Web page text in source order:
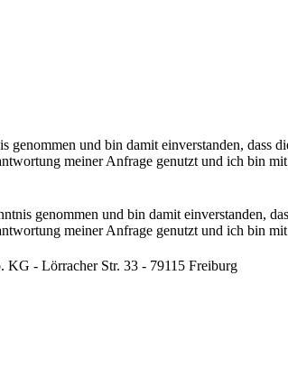
genommen und bin damit einverstanden, dass
meiner Anfrage genutzt und ich bin
genommen und bin damit einverstanden,
meiner Anfrage genutzt und ich bin
KG - Lörracher Str. 33 - 79115 Freiburg